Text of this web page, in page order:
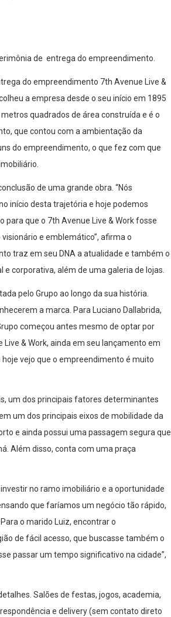
de entrega do empreendimento.
do empreendimento 7th Avenue Live &
a empresa desde o seu início em 1895
quadrados de área construída e é o
que contou com a ambientação da
do empreendimento, o que fez com que
de uma grande obra. “Nós
início desta trajetória e hoje podemos
que o 7th Avenue Live & Work fosse
e emblemático”, afirma o
traz em seu DNA a atualidade e também o
corporativa, além de uma galeria de lojas.
pelo Grupo ao longo da sua história.
a marca. Para Luciano Dallabrida,
começou antes mesmo de optar por
& Work, ainda em seu lançamento em
vejo que o empreendimento é muito
um dos principais fatores determinantes
um dos principais eixos de mobilidade da
e ainda possui uma passagem segura que
Além disso, conta com uma praça
no ramo imobiliário e a oportunidade
que faríamos um negócio tão rápido,
o marido Luiz, encontrar o
de fácil acesso, que buscasse também o
passar um tempo significativo na cidade”,
Salões de festas, jogos, academia,
e delivery (sem contato direto